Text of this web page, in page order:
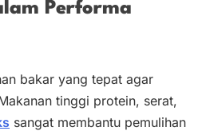
Performa
bakar yang tepat agar
tinggi protein, serat,
sangat membantu pemulihan